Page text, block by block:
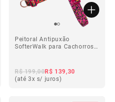
Peitoral Antipuxão
SofterWalk para Cachorros
R$ 199,00R$ 139,30
(até 3x s/ juros)